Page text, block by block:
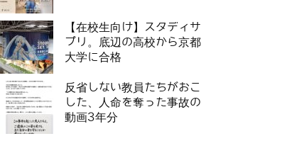
【在校生向け】スタディサ
プリ。底辺の高校から京都
大学に合格
反省しない教員たちがおこ
した、人命を奪った事故の
動画3年分